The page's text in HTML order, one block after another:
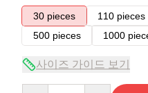
30 pieces
110 pieces
500 pieces
1000
사이즈 가이드 보기